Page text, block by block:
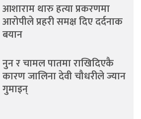
आशाराम थारु हत्या प्रकरणमा
आरोपीले प्रहरी समक्ष दिए दर्दनाक
बयान
नुन र चामल पातमा राखिदिएकै
कारण जालिना देवी चौधरीले ज्यान
गुमाइन्